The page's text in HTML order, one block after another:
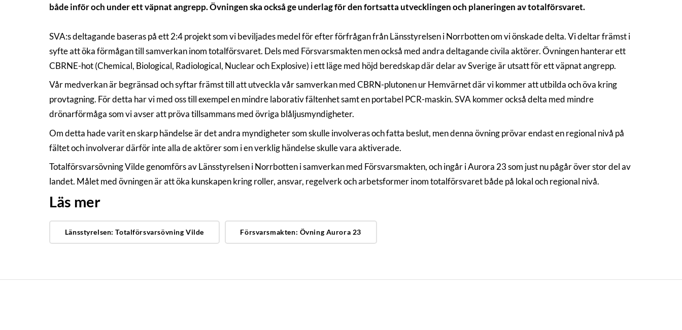
både inför och under ett väpnat angrepp. Övningen ska också ge underlag för den fortsatta utvecklingen och planeringen av totalförsvaret.
SVA:s deltagande baseras på ett 2:4 projekt som vi beviljades medel för efter förfrågan från Länsstyrelsen i Norrbotten om vi önskade delta. Vi deltar främst i
syfte att öka förmågan till samverkan inom totalförsvaret. Dels med Försvarsmakten men också med andra deltagande civila aktörer. Övningen hanterar ett
CBRNE-hot (Chemical, Biological, Radiological, Nuclear och Explosive) i ett läge med höjd beredskap där delar av Sverige är utsatt för ett väpnat angrepp.
Vår medverkan är begränsad och syftar främst till att utveckla vår samverkan med CBRN-plutonen ur Hemvärnet där vi kommer att utbilda och öva kring
provtagning. För detta har vi med oss till exempel en mindre laborativ fältenhet samt en portabel PCR-maskin. SVA kommer också delta med mindre
drönarförmåga som vi avser att pröva tillsammans med övriga blåljusmyndigheter.
Om detta hade varit en skarp händelse är det andra myndigheter som skulle involveras och fatta beslut, men denna övning prövar endast en regional nivå på
fältet och involverar därför inte alla de aktörer som i en verklig händelse skulle vara aktiverade.
Totalförsvarsövning Vilde genomförs av Länsstyrelsen i Norrbotten i samverkan med Försvarsmakten, och ingår i Aurora 23 som just nu pågår över stor del av
landet. Målet med övningen är att öka kunskapen kring roller, ansvar, regelverk och arbetsformer inom totalförsvaret både på lokal och regional nivå.
Läs mer
Länsstyrelsen: Totalförsvarsövning Vilde Försvarsmakten: Övning Aurora 23